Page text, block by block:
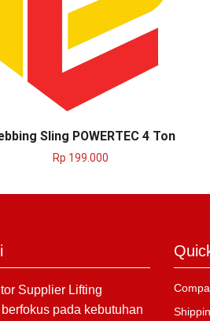
Sling POWERTEC 4 Ton
Rp 199.000
Supplier Lifting
pada kebutuhan